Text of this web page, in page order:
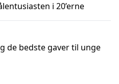
i 20’erne
de bedste gaver til unge